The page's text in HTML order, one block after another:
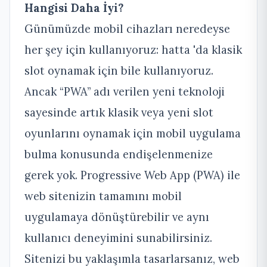
Hangisi Daha İyi?
Günümüzde mobil cihazları neredeyse
her şey için kullanıyoruz: hatta 'da klasik
slot oynamak için bile kullanıyoruz.
Ancak “PWA” adı verilen yeni teknoloji
sayesinde artık klasik veya yeni slot
oyunlarını oynamak için mobil uygulama
bulma konusunda endişelenmenize
gerek yok. Progressive Web App (PWA) ile
web sitenizin tamamını mobil
uygulamaya dönüştürebilir ve aynı
kullanıcı deneyimini sunabilirsiniz.
Sitenizi bu yaklaşımla tasarlarsanız, web